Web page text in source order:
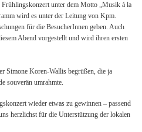
unter dem Motto „Musik á la
wird es unter der Leitung von Kpm.
für die BesucherInnen geben. Auch
Abend vorgestellt und wird ihren ersten
Simone Koren-Wallis begrüßen, die ja
souverän umrahmte.
wieder etwas zu gewinnen – passend
herzlichst für die Unterstützung der lokalen